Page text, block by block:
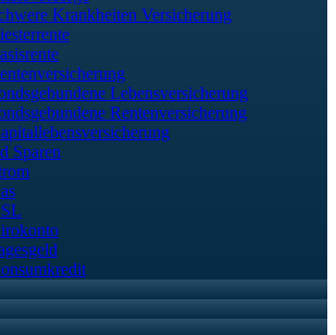
Krankheiten Versicherung
Lebensversicherung
Rentenversicherung
Sparen